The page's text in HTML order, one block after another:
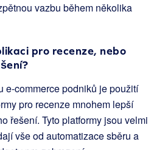
vazbu během několika
pro recenze, nebo
e-commerce podniků je použití
pro recenze mnohem lepší
řešení. Tyto platformy jsou velmi
vše od automatizace sběru a